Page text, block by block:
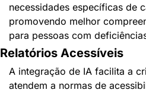
necessidades específicas de
promovendo melhor
para pessoas com
Relatórios Acessíveis
A integração de IA facilita a
atendem a normas de